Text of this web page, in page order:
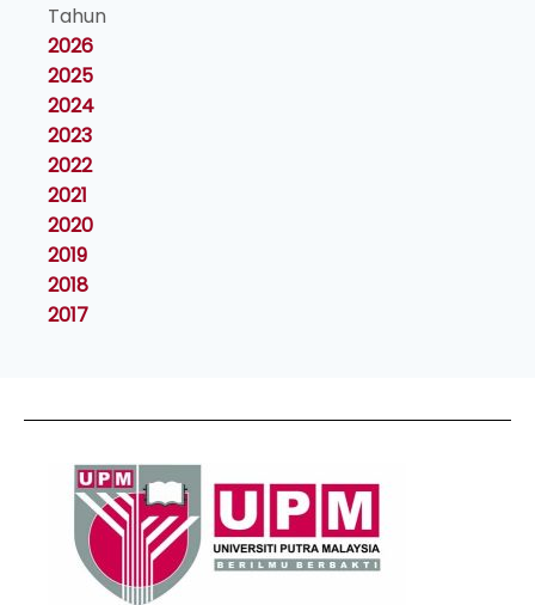
Tahun
2026
2025
2024
2023
2022
2021
2020
2019
2018
2017